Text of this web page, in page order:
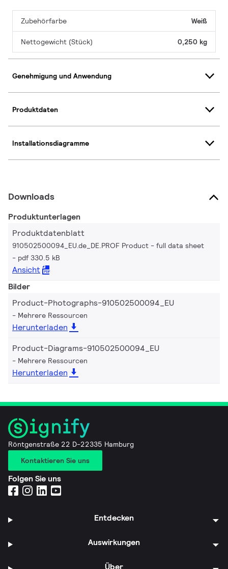
Zubehörfarbe Weiß
Nettogewicht (Stück) 0,250 kg
Genehmigung und Anwendung
Produktdaten
Installationsdiagramme
Downloads
Produktunterlagen
Produktdatenblatt
910502500094_EU.de_DE.PROF Product - full data sheet
pdf 330.5 kB
Ansicht
Bilder
Product-Photographs-910502500094_EU
Mehrere Ressourcen
Herunterladen
Product-Diagrams-910502500094_EU
Mehrere Ressourcen
Herunterladen
Röntgenstraße 22 D-22335 Hamburg
Kontaktieren Sie uns
Folgen Sie uns
Entdecken
Auswirkungen
Über